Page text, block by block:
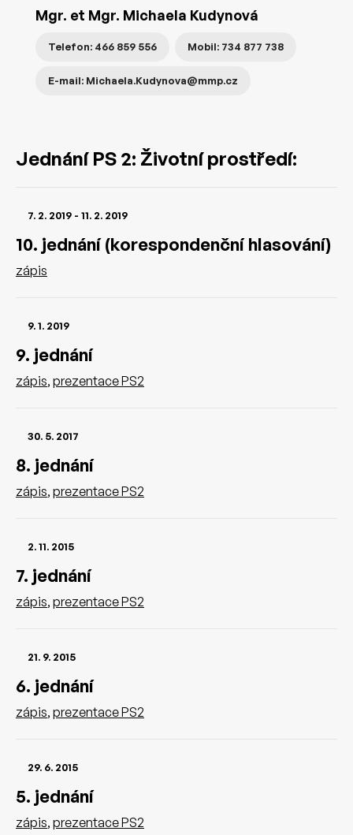
Mgr. et Mgr. Michaela Kudynová
Telefon: 466 859 556 Mobil: 734 877 738
E-mail: Michaela.Kudynova@mmp.cz
Jednání PS 2: Životní prostředí:
7. 2. 2019 - 11. 2. 2019
10. jednání (korespondenční hlasování)
zápis
9. 1. 2019
9. jednání
zápis, prezentace PS2
30. 5. 2017
8. jednání
zápis, prezentace PS2
2. 11. 2015
7. jednání
zápis, prezentace PS2
21. 9. 2015
6. jednání
zápis, prezentace PS2
29. 6. 2015
5. jednání
zápis, prezentace PS2